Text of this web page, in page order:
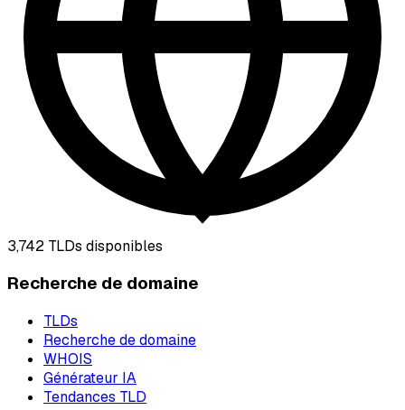
3,742 TLDs disponibles
Recherche de domaine
TLDs
Recherche de domaine
WHOIS
Générateur IA
Tendances TLD